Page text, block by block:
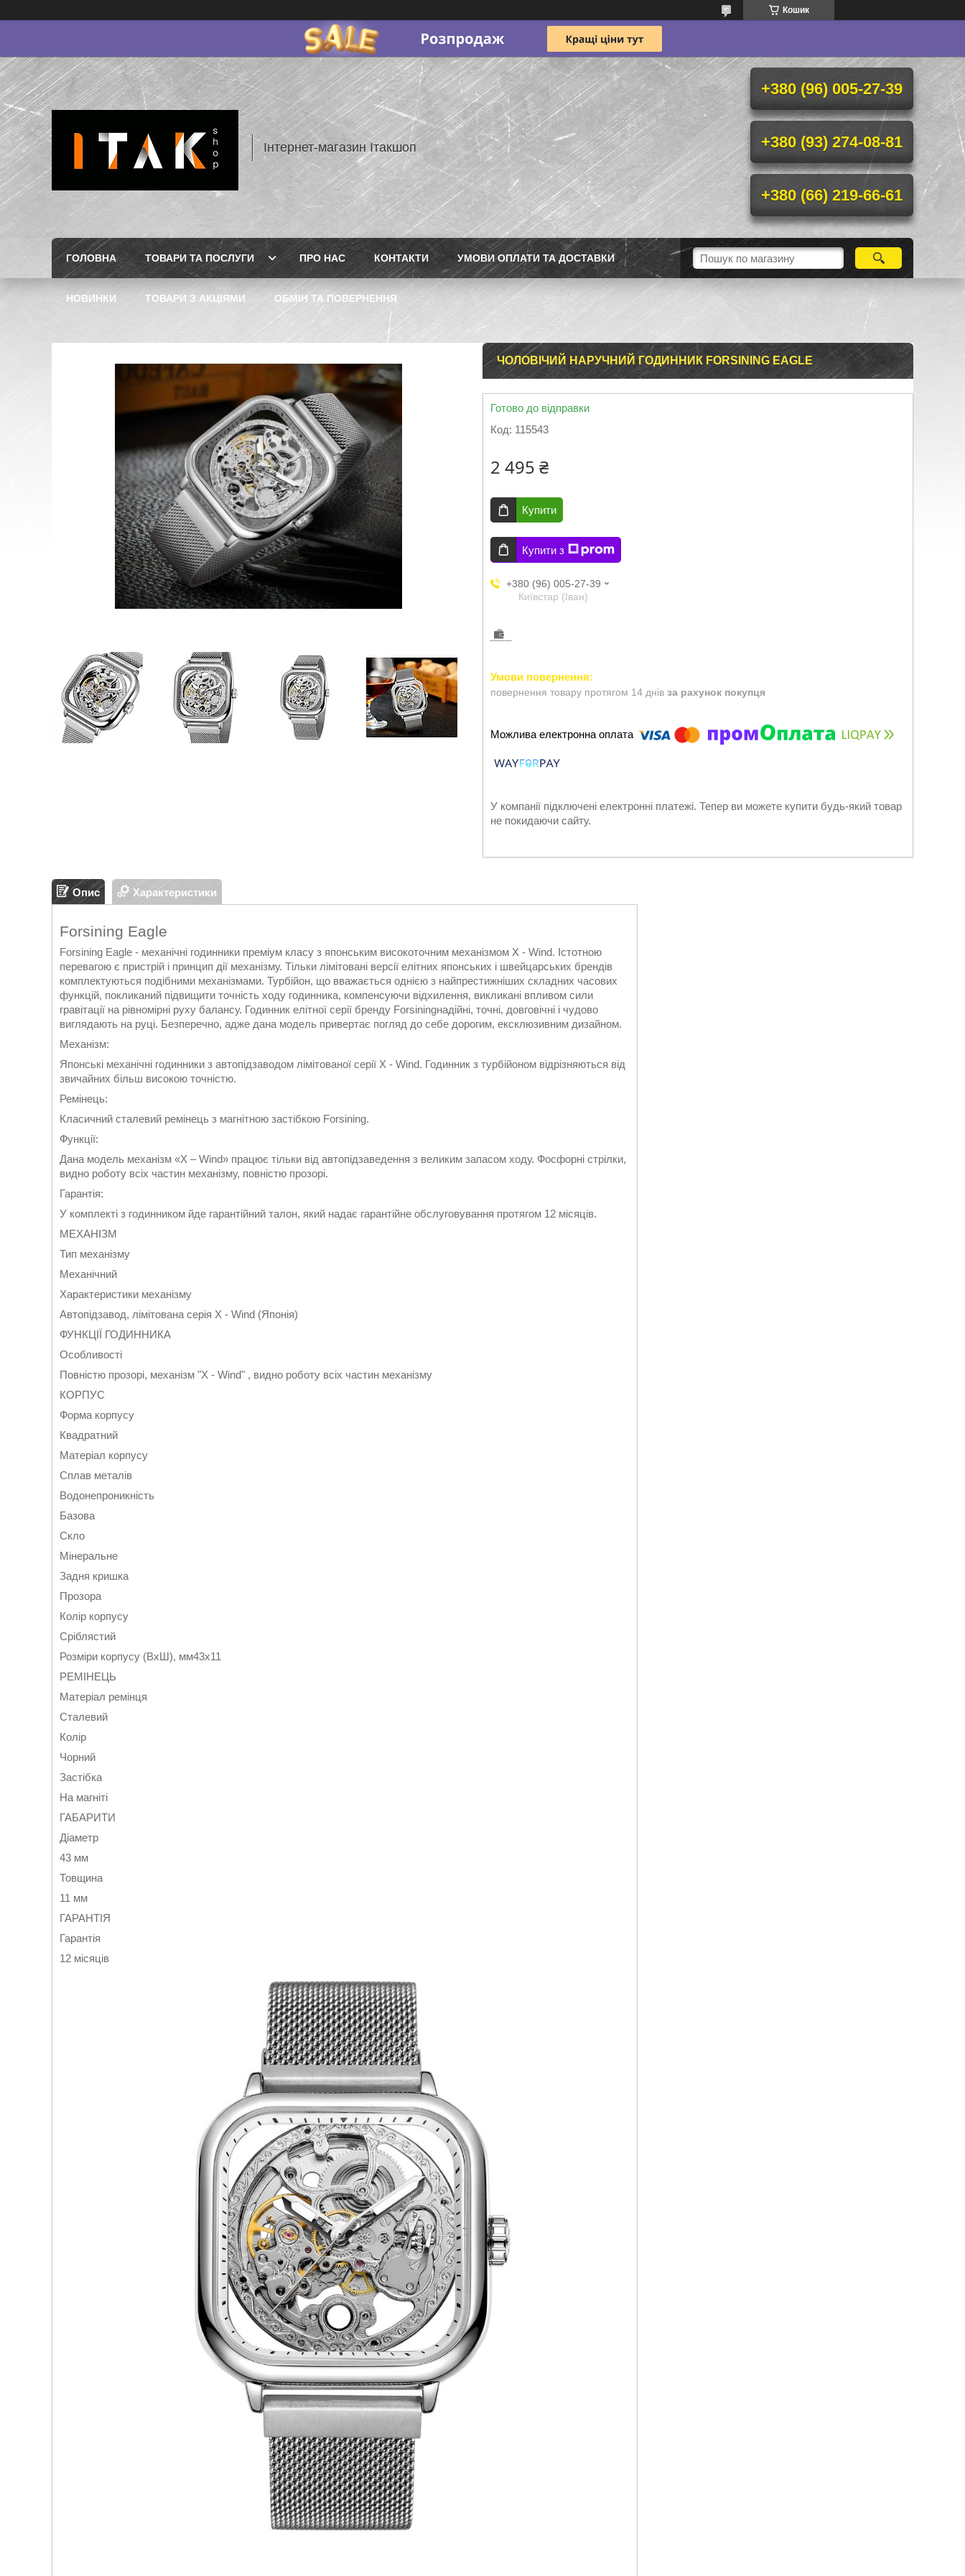
Кошик
Інтернет-магазин Ітакшоп
+380 (96) 005-27-39
+380 (93) 274-08-81
+380 (66) 219-66-61
ГОЛОВНА ТОВАРИ ТА ПОСЛУГИ ПРО НАС КОНТАКТИ УМОВИ ОПЛАТИ ТА ДОСТАВКИ
НОВИНКИ ТОВАРИ З АКЦІЯМИ ОБМІН ТА ПОВЕРНЕННЯ
ЧОЛОВІЧИЙ НАРУЧНИЙ ГОДИННИК FORSINING EAGLE
Готово до відправки
Код: 115543
2 495 ₴
Купити
Купити з
+380 (96) 005-27-39
Київстар (Іван)
повернення товару протягом 14 днів за рахунок покупця
У компанії підключені електронні платежі. Тепер ви можете купити будь-який товар
не покидаючи сайту.
Опис Характеристики
Forsining Eagle
Forsining Eagle - механічні годинники преміум класу з японським високоточним механізмом X - Wind. Істотною
перевагою є пристрій і принцип дії механізму. Тільки лімітовані версії елітних японських і швейцарських брендів
комплектуються подібними механізмами. Турбійон, що вважається однією з найпрестижніших складних часових
функцій, покликаний підвищити точність ходу годинника, компенсуючи відхилення, викликані впливом сили
гравітації на рівномірні руху балансу. Годинник елітної серії бренду Forsiningнадійні, точні, довговічні і чудово
виглядають на руці. Безперечно, адже дана модель привертає погляд до себе дорогим, ексклюзивним дизайном.
Механізм:
Японські механічні годинники з автопідзаводом лімітованої серії X - Wind. Годинник з турбійоном відрізняються від
звичайних більш високою точністю.
Ремінець:
Класичний сталевий ремінець з магнітною застібкою Forsining.
Функції:
Дана модель механізм «X – Wind» працює тільки від автопідзаведення з великим запасом ходу. Фосфорні стрілки,
видно роботу всіх частин механізму, повністю прозорі.
Гарантія:
У комплекті з годинником йде гарантійний талон, який надає гарантійне обслуговування протягом 12 місяців.
МЕХАНІЗМ
Тип механізму
Механічний
Характеристики механізму
Автопідзавод, лімітована серія X - Wind (Японія)
ФУНКЦІЇ ГОДИННИКА
Особливості
Повністю прозорі, механізм "X - Wind" , видно роботу всіх частин механізму
КОРПУС
Форма корпусу
Квадратний
Матеріал корпусу
Сплав металів
Водонепроникність
Базова
Скло
Мінеральне
Задня кришка
Прозора
Колір корпусу
Сріблястий
Розміри корпусу (ВхШ), мм43х11
РЕМІНЕЦЬ
Матеріал ремінця
Сталевий
Колір
Чорний
Застібка
На магніті
ГАБАРИТИ
Діаметр
43 мм
Товщина
11 мм
ГАРАНТІЯ
Гарантія
12 місяців